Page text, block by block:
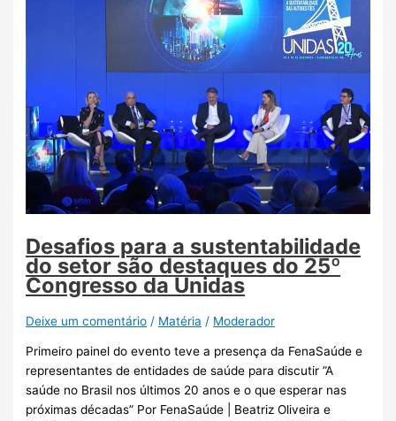
Desafios para a sustentabilidade
do setor são destaques do 25º
Congresso da Unidas
Deixe um comentário / Matéria / Moderador
Primeiro painel do evento teve a presença da FenaSaúde e
representantes de entidades de saúde para discutir ”A
saúde no Brasil nos últimos 20 anos e o que esperar nas
próximas décadas” Por FenaSaúde | Beatriz Oliveira e